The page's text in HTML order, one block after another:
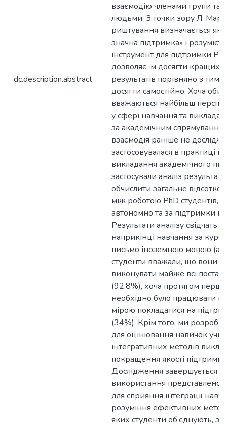
dc.description.abstract
взаємодію членами групи та
людьми. З точки зору Л.
риштування визначається як
значна підтримка» і
інструмент для підтримки
дозволяє їм досягти кращих
результатів порівняно з
досягти самостійно. Хоча
вважаються найбільш
у сфері навчання та
за академічним
взаємодія раніше не
застосовувалася в практиці
викладання академічного
застосували аналіз
обчислити загальне
між роботою PhD студентів,
автономно та за підтримки
Результати аналізу свідчать
наприкінці навчання за
письмо іноземною мовою
студенти вважали, що вони
виконувати майже всі
(92,8%), хоча протягом
необхідно було працювати в
мірою покладатися на
(34%). Крім того, ми
для оцінювання навичок
інтегративних методів
покращення якості
Дослідження завершується
використання
для сприяння інтеграції
розуміння ефективних
яких студенти об’єднують,